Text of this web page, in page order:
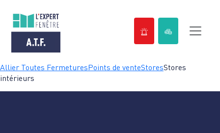
Passer
au
Allier Toutes FermeturesPoints de venteStoresStores
intérieurs